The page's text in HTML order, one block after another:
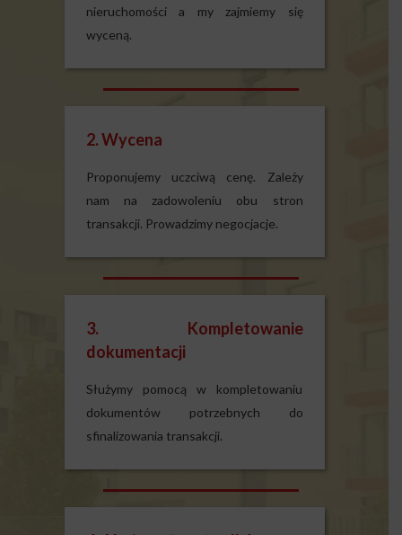
nieruchomości a my zajmiemy się
wyceną.
2. Wycena
Proponujemy uczciwą cenę. Zależy
nam na zadowoleniu obu stron
transakcji. Prowadzimy negocjacje.
3. Kompletowanie
dokumentacji
Służymy pomocą w kompletowaniu
dokumentów potrzebnych do
sfinalizowania transakcji.